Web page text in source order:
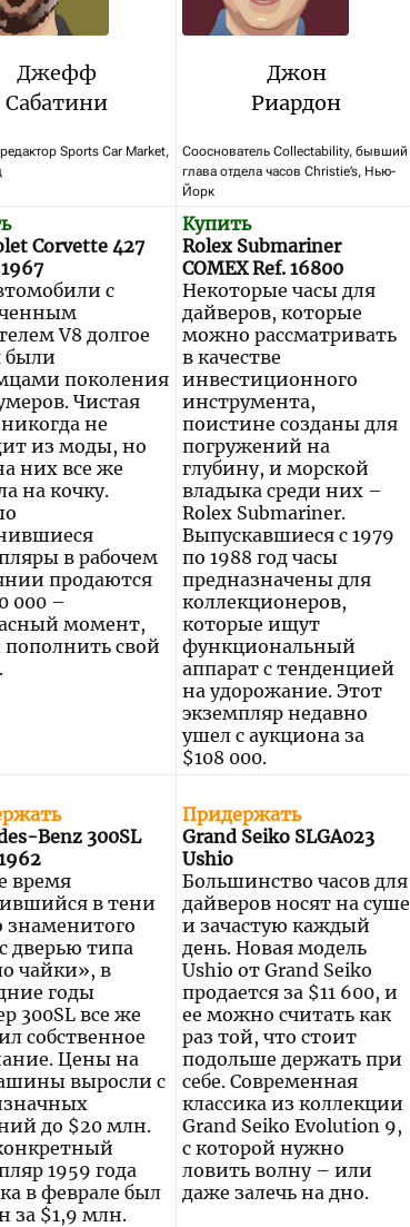
Джефф
Сабатини
Sports Car Market,
Джон
Риардон
Сооснователь Collectability, бывший
глава отдела часов Christie’s, Нью-
Йорк
Corvette 427
с
V8 долгое
были
поколения
Чистая
не
из моды, но
них все же
на кочку.
в рабочем
продаются
000 –
момент,
пополнить свой
Купить
Rolex Submariner
COMEX Ref. 16800
Некоторые часы для
дайверов, которые
можно рассматривать
в качестве
инвестиционного
инструмента,
поистине созданы для
погружений на
глубину, и морской
владыка среди них –
Rolex Submariner.
Выпускавшиеся с 1979
по 1988 год часы
предназначены для
коллекционеров,
которые ищут
функциональный
аппарат с тенденцией
на удорожание. Этот
экземпляр недавно
ушел с аукциона за
$108 000.
Benz 300SL
время
в тени
знаменитого
дверью типа
чайки», в
годы
300SL все же
собственное
Цены на
выросли с
до $20 млн.
1959 года
в феврале был
за $1,9 млн.
Придержать
Grand Seiko SLGA023
Ushio
Большинство часов для
дайверов носят на суше
и зачастую каждый
день. Новая модель
Ushio от Grand Seiko
продается за $11 600, и
ее можно считать как
раз той, что стоит
подольше держать при
себе. Современная
классика из коллекции
Grand Seiko Evolution 9,
с которой нужно
ловить волну – или
даже залечь на дно.